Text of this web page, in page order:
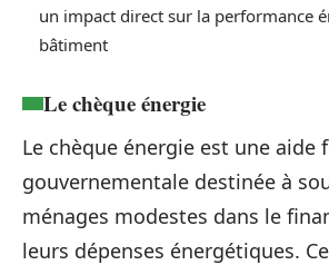
un impact direct sur la performance
bâtiment
Le chèque énergie
Le chèque énergie est une aide
gouvernementale destinée à
ménages modestes dans le
leurs dépenses énergétiques.